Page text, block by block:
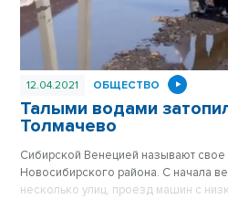
12.04.2021 ОБЩЕСТВО
Талыми водами
Толмачево
Сибирской Венецией называют
Новосибирского района. С начала
несколько улиц, проезд машин с